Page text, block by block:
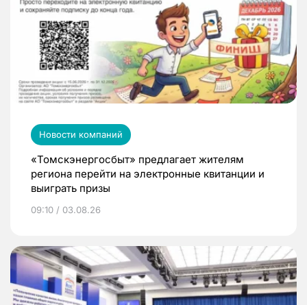
Новости компаний
«Томскэнергосбыт» предлагает жителям
региона перейти на электронные квитанции и
выиграть призы
09:10 / 03.08.26